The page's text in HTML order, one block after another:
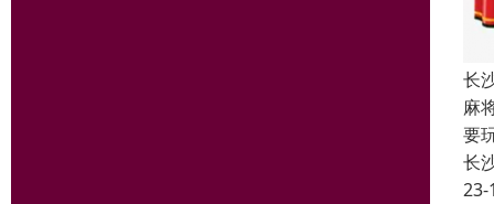
长
麻
要
长
23-